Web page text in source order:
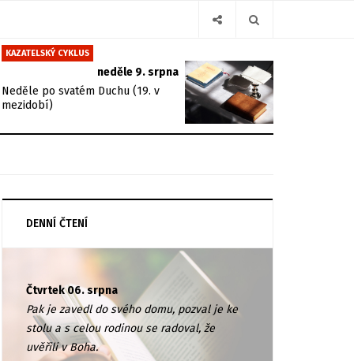
KAZATELSKÝ CYKLUS
neděle 9. srpna
Neděle po svatém Duchu (19. v
mezidobí)
DENNÍ ČTENÍ
Čtvrtek 06. srpna
Pak je zavedl do svého domu, pozval je ke
stolu a s celou rodinou se radoval, že
uvěřili v Boha.